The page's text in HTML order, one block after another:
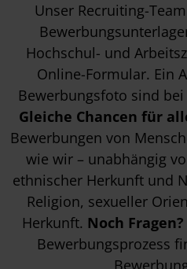
Unser Recruiting-
Hochschul- und
Online-Formular. Ein
Bewerbungsfoto sind
Gleiche Chancen für
Bewerbungen von
wie wir – unabhängig
ethnischer Herkunft und
Religion, sexueller
Herkunft. Noch Fragen?
Bewerbungsprozess